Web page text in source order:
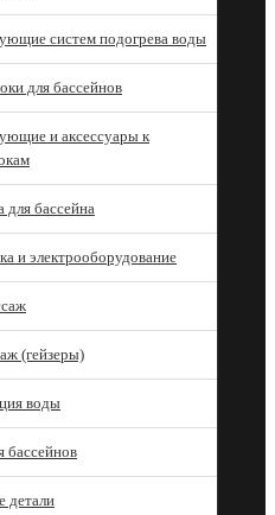
систем подогрева воды
для бассейнов
и аксессуары к
для бассейна
и электрооборудование
(гейзеры)
воды
бассейнов
детали